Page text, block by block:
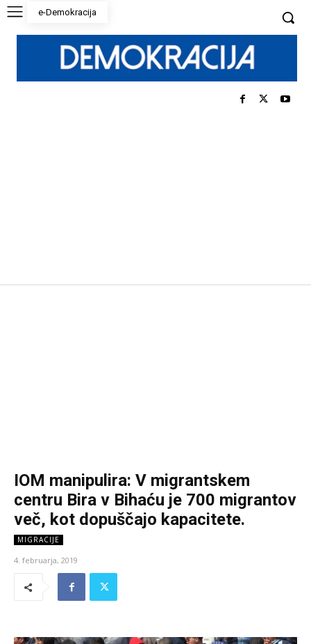
e-Demokracija
IOM manipulira: V migrantskem
centru Bira v Bihaću je 700 migrantov
več, kot dopuščajo kapacitete.
MIGRACIJE
4. februarja, 2019